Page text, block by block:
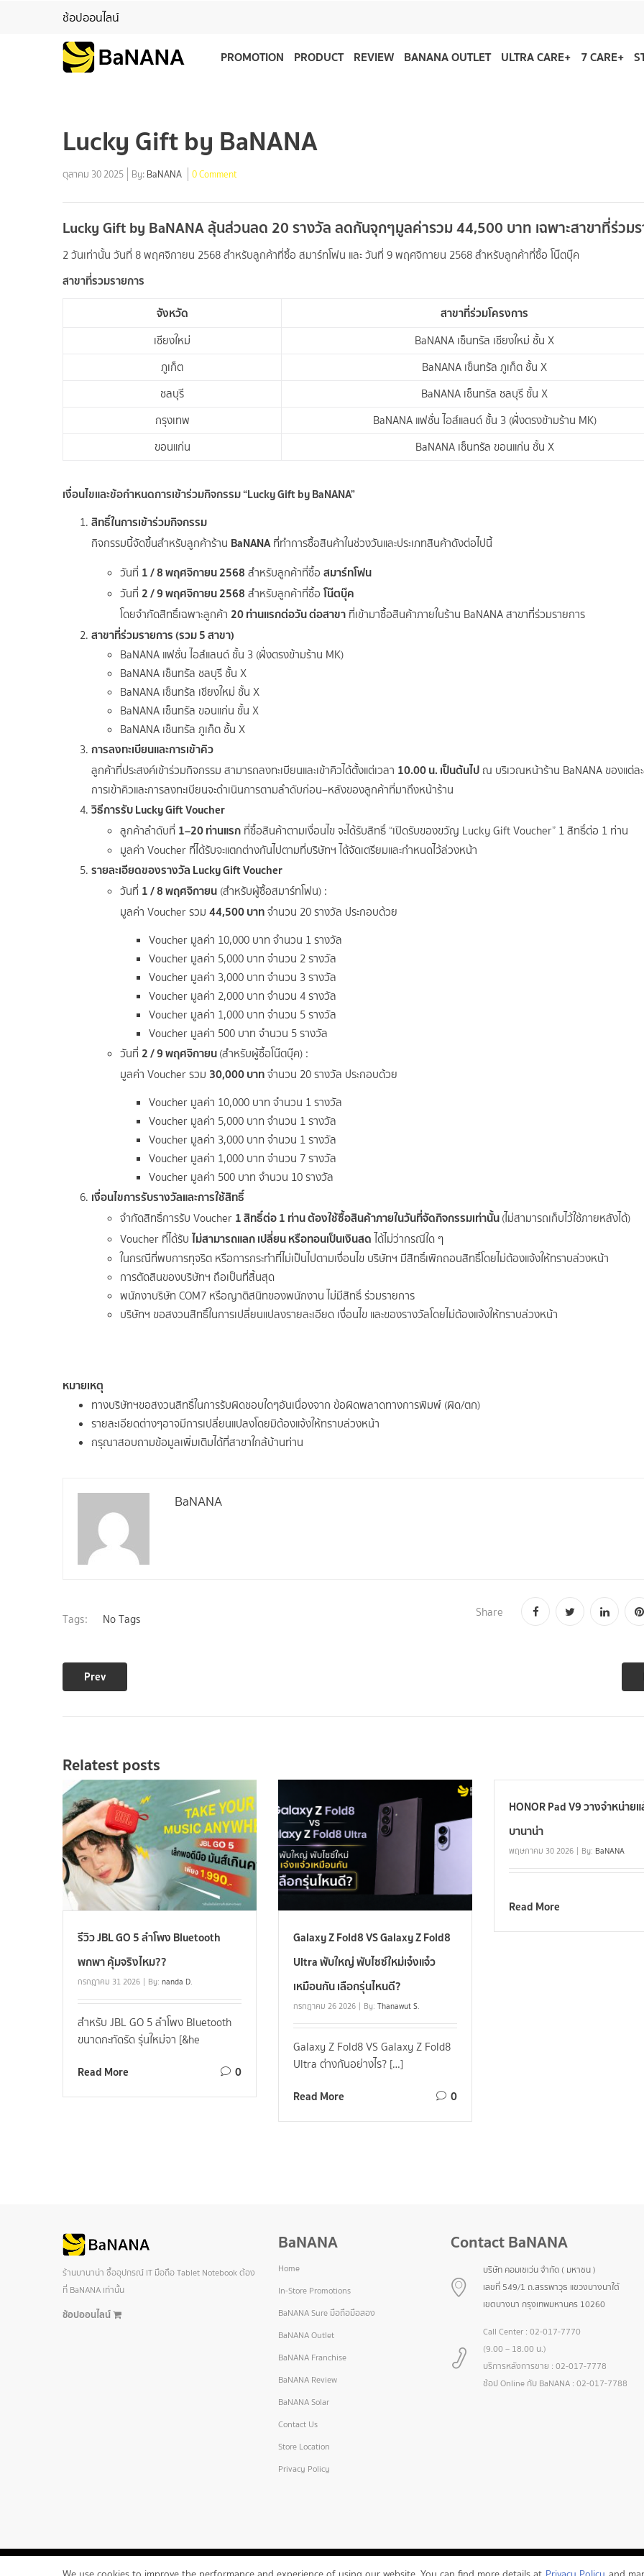
ช้อปออนไลน์
PROMOTION PRODUCT REVIEW BANANA OUTLET ULTRA CARE+ 7 CARE+
Lucky Gift by BaNANA
ตุลาคม 30 2025 By: BaNANA 0 Comment
Lucky Gift by BaNANA ลุ้นส่วนลด 20 รางวัล ลดกันจุกๆมูลค่ารวม 44,500 บาท เฉพาะสาขาที่ร่วม
2 วันเท่านั้น วันที่ 8 พฤศจิกายน 2568 สำหรับลูกค้าที่ซื้อ สมาร์ทโฟน และ วันที่ 9 พฤศจิกายน 2568 สำหรับลูกค้าที่ซื้อ โน๊ตบุ๊ค
สาขาที่รวมรายการ
จังหวัด
สาขาที่ร่วมโครงการ
เชียงใหม่
BaNANA เซ็นทรัล เชียงใหม่ ชั้น X
ภูเก็ต
BaNANA เซ็นทรัล ภูเก็ต ชั้น X
ชลบุรี
BaNANA เซ็นทรัล ชลบุรี ชั้น X
กรุงเทพ
BaNANA แฟชั่น ไอส์แลนด์ ชั้น 3 (ฝั่งตรงข้ามร้าน MK)
ขอนแก่น
BaNANA เซ็นทรัล ขอนแก่น ชั้น X
เงื่อนไขและข้อกำหนดการเข้าร่วมกิจกรรม “Lucky Gift by BaNANA”
สิทธิ์ในการเข้าร่วมกิจกรรม
กิจกรรมนี้จัดขึ้นสำหรับลูกค้าร้าน BaNANAที่ทำการซื้อสินค้าในช่วงวันและประเภทสินค้าดังต่อไปนี้
วันที่ 1 / 8 พฤศจิกายน 2568 สำหรับลูกค้าที่ซื้อ สมาร์ทโฟน
วันที่ 2 / 9 พฤศจิกายน 2568 สำหรับลูกค้าที่ซื้อโน๊ตบุ๊ค
โดยจำกัดสิทธิ์เฉพาะลูกค้า 20 ท่านแรกต่อวัน ต่อสาขา ที่เข้ามาซื้อสินค้าภายในร้าน BaNANA สาขาที่ร่วมรายการ
สาขาที่ร่วมรายการ (รวม 5 สาขา)
BaNANA แฟชั่น ไอส์แลนด์ ชั้น 3 (ฝั่งตรงข้ามร้าน MK)
BaNANA เซ็นทรัล ชลบุรี ชั้น X
BaNANA เซ็นทรัล เชียงใหม่ ชั้น X
BaNANA เซ็นทรัล ขอนแก่น ชั้น X
BaNANA เซ็นทรัล ภูเก็ต ชั้น X
การลงทะเบียนและการเข้าคิว
ลูกค้าที่ประสงค์เข้าร่วมกิจกรรม สามารถลงทะเบียนและเข้าคิวได้ตั้งแต่เวลา 10.00 น. เป็นต้นไป ณ บริเวณหน้าร้าน BaNANA ของแต่ล
การเข้าคิวและการลงทะเบียนจะดำเนินการตามลำดับก่อน–หลังของลูกค้าที่มาถึงหน้าร้าน
วิธีการรับ Lucky Gift Voucher
ลูกค้าลำดับที่ 1–20 ท่านแรก ที่ซื้อสินค้าตามเงื่อนไข จะได้รับสิทธิ์ “เปิดรับของขวัญ Lucky Gift Voucher” 1 สิทธิ์ต่อ 1 ท่าน
มูลค่า Voucher ที่ได้รับจะแตกต่างกันไปตามที่บริษัทฯ ได้จัดเตรียมและกำหนดไว้ล่วงหน้า
รายละเอียดของรางวัล Lucky Gift Voucher
วันที่ 1 / 8 พฤศจิกายน (สำหรับผู้ซื้อสมาร์ทโฟน) :
มูลค่า Voucher รวม 44,500 บาทจำนวน 20 รางวัล ประกอบด้วย
Voucher มูลค่า 10,000 บาท จำนวน 1 รางวัล
Voucher มูลค่า 5,000 บาท จำนวน 2 รางวัล
Voucher มูลค่า 3,000 บาท จำนวน 3 รางวัล
Voucher มูลค่า 2,000 บาท จำนวน 4 รางวัล
Voucher มูลค่า 1,000 บาท จำนวน 5 รางวัล
Voucher มูลค่า 500 บาท จำนวน 5 รางวัล
วันที่ 2 / 9 พฤศจิกายน(สำหรับผู้ซื้อโน๊ตบุ๊ค) :
มูลค่า Voucher รวม 30,000 บาทจำนวน 20 รางวัล ประกอบด้วย
Voucher มูลค่า 10,000 บาท จำนวน 1 รางวัล
Voucher มูลค่า 5,000 บาท จำนวน 1 รางวัล
Voucher มูลค่า 3,000 บาท จำนวน 1 รางวัล
Voucher มูลค่า 1,000 บาท จำนวน 7 รางวัล
Voucher มูลค่า 500 บาท จำนวน 10 รางวัล
เงื่อนไขการรับรางวัลและการใช้สิทธิ์
จำกัดสิทธิ์การรับ Voucher 1 สิทธิ์ต่อ 1 ท่าน ต้องใช้ซื้อสินค้าภายในวันที่จัดกิจกรรมเท่านั้น(ไม่สามารถเก็บไว้ใช้ภายหลังได้)
Voucher ที่ได้รับ ไม่สามารถแลก เปลี่ยน หรือทอนเป็นเงินสด ได้ไม่ว่ากรณีใด ๆ
ในกรณีที่พบการทุจริต หรือการกระทำที่ไม่เป็นไปตามเงื่อนไข บริษัทฯ มีสิทธิ์เพิกถอนสิทธิ์โดยไม่ต้องแจ้งให้ทราบล่วงหน้า
การตัดสินของบริษัทฯ ถือเป็นที่สิ้นสุด
พนักงาบริษัท COM7 หรือญาติสนิทของพนักงาน ไม่มีสิทธิ์ ร่วมรายการ
บริษัทฯ ขอสงวนสิทธิ์ในการเปลี่ยนแปลงรายละเอียด เงื่อนไข และของรางวัลโดยไม่ต้องแจ้งให้ทราบล่วงหน้า
หมายเหตุ
ทางบริษัทฯขอสงวนสิทธิ์ในการรับผิดชอบใดๆอันเนื่องจาก ข้อผิดพลาดทางการพิมพ์ (ผิด/ตก)
รายละเอียดต่างๆอาจมีการเปลี่ยนแปลงโดยมิต้องแจ้งให้ทราบล่วงหน้า
กรุณาสอบถามข้อมูลเพิ่มเติมได้ที่สาขาใกล้บ้านท่าน
BaNANA
Tags: No Tags Share
Prev
Relatest posts
รีวิว JBL GO 5 ลำโพง Bluetooth
พกพา คุ้มจริงไหม??
กรกฎาคม 31 2026 By: nanda D.
สำหรับ JBL GO 5 ลำโพง Bluetooth
ขนาดกะทัดรัด รุ่นใหม่จา [&he
Read More 0
Galaxy Z Fold8 VS Galaxy Z Fold8
Ultra พับใหญ่ พับไซซ์ใหม่เจ๋งแจ๋ว
เหมือนกัน เลือกรุ่นไหนดี?
กรกฎาคม 26 2026 By: Thanawut S.
Galaxy Z Fold8 VS Galaxy Z Fold8
Ultra ต่างกันอย่างไร? […]
Read More 0
HONOR Pad V9 วางจำหน่าย
บานาน่า
พฤษภาคม 30 2026 By: BaNANA
Read More
ร้านบานาน่า ซื้ออุปกรณ์ IT มือถือ Tablet Notebook ต้อง
ที่ BaNANA เท่านั้น
ช้อปออนไลน์
BaNANA
Home
In-Store Promotions
BaNANA Sure มือถือมือสอง
BaNANA Outlet
BaNANA Franchise
BaNANA Review
BaNANA Solar
Contact Us
Store Location
Privacy Policy
Contact BaNANA
บริษัท คอมเซเว่น จำกัด ( มหาชน )
เลขที่ 549/1 ถ.สรรพาวุธ แขวงบางนาใต้
เขตบางนา กรุงเทพมหานคร 10260
Call Center : 02-017-7770
(9.00 – 18.00 น.)
บริการหลังการขาย : 02-017-7778
ช้อป Online กับ BaNANA : 02-017-7788